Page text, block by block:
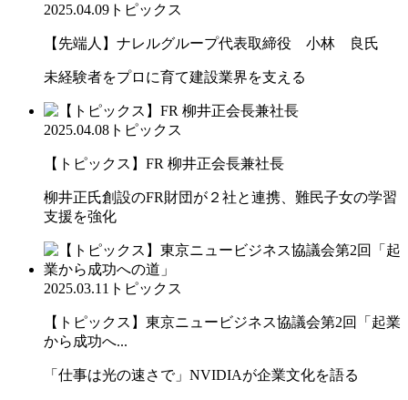
2025.04.09 トピックス
【先端人】ナレルグループ代表取締役 小林 良氏
未経験者をプロに育て建設業界を支える
2025.04.08 トピックス
【トピックス】FR 柳井正会長兼社長
柳井正氏創設のFR財団が２社と連携、難民子女の学習
支援を強化
2025.03.11 トピックス
【トピックス】東京ニュービジネス協議会第2回「起業
から成功へ...
「仕事は光の速さで」NVIDIAが企業文化を語る